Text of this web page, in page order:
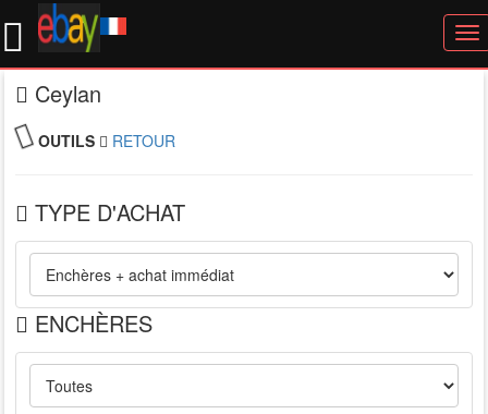
Ceylan
OUTILS RETOUR
TYPE D'ACHAT
ENCHÈRES